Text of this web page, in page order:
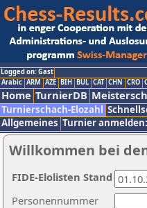
Logged on: Gast
Arabic ARM AZE BIH BUL CAT CHN CRO
Home TurnierDB
Turnierschach-Elozahl
Allgemeines Turnier
Willkommen bei
Personennummer
FIDE-Elolisten Stand